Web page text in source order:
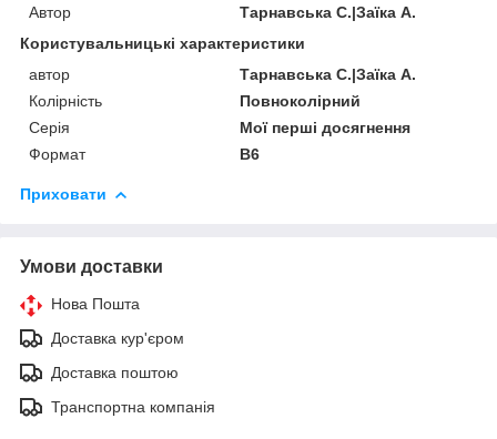
Автор
Тарнавська С.|Заїка А.
Користувальницькі характеристики
автор
Тарнавська С.|Заїка А.
Колірність
Повноколірний
Серія
Мої перші досягнення
Формат
В6
Приховати
Умови доставки
Нова Пошта
Доставка кур'єром
Доставка поштою
Транспортна компанія